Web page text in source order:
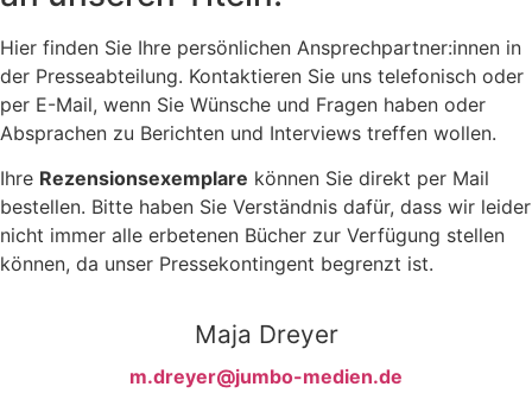
Hier finden Sie Ihre persönlichen Ansprechpartner:innen in
der Presseabteilung. Kontaktieren Sie uns telefonisch oder
per E-Mail, wenn Sie Wünsche und Fragen haben oder
Absprachen zu Berichten und Interviews treffen wollen.
Ihre Rezensionsexemplare können Sie direkt per Mail
bestellen. Bitte haben Sie Verständnis dafür, dass wir leider
nicht immer alle erbetenen Bücher zur Verfügung stellen
können, da unser Pressekontingent begrenzt ist.
Maja Dreyer
m.dreyer@jumbo-medien.de